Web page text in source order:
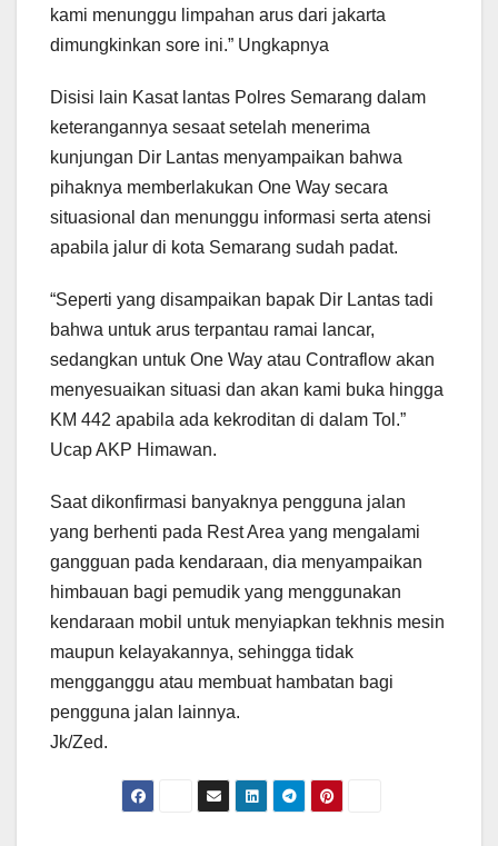
kami menunggu limpahan arus dari jakarta
dimungkinkan sore ini.” Ungkapnya
Disisi lain Kasat lantas Polres Semarang dalam
keterangannya sesaat setelah menerima
kunjungan Dir Lantas menyampaikan bahwa
pihaknya memberlakukan One Way secara
situasional dan menunggu informasi serta atensi
apabila jalur di kota Semarang sudah padat.
“Seperti yang disampaikan bapak Dir Lantas tadi
bahwa untuk arus terpantau ramai lancar,
sedangkan untuk One Way atau Contraflow akan
menyesuaikan situasi dan akan kami buka hingga
KM 442 apabila ada kekroditan di dalam Tol.”
Ucap AKP Himawan.
Saatdikonfirmasi banyaknya pengguna jalan
yang berhenti pada Rest Area yang mengalami
gangguan pada kendaraan, dia menyampaikan
himbauan bagi pemudik yang menggunakan
kendaraan mobil untuk menyiapkan tekhnis mesin
maupun kelayakannya, sehingga tidak
mengganggu atau membuat hambatan bagi
pengguna jalan lainnya.
Jk/Zed.